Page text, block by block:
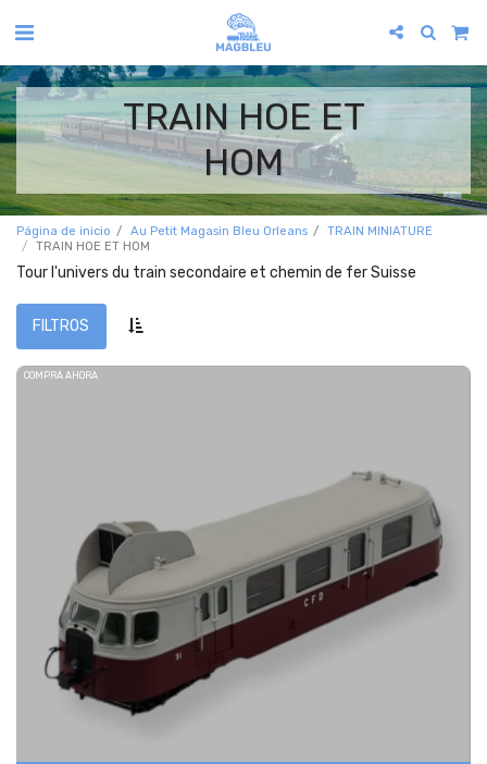
TRAIN HOE ET
HOM
Página de inicio Au Petit Magasin Bleu Orleans
TRAIN MINIATURE
TRAIN HOE ET HOM
Tour l'univers du train secondaire et chemin de fer Suisse
FILTROS
COMPRA AHORA